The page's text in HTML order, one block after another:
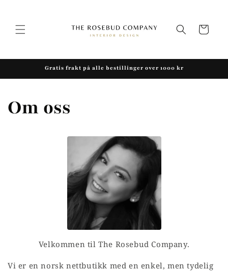
Handlekurv
Gratis frakt på alle bestillinger over 1000 kr
Om oss
Velkommen til The Rosebud Company.
Vi er en norsk nettbutikk med en enkel, men tydelig